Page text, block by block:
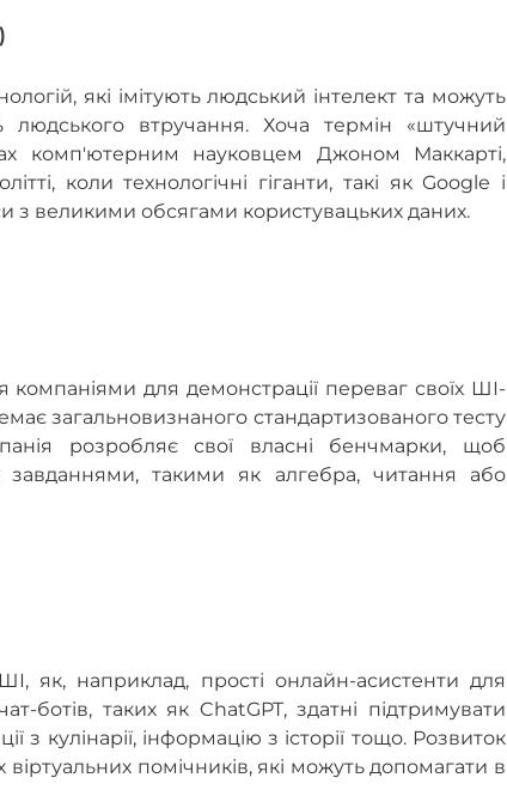
які імітують людський інтелект та можуть
втручання. Хоча термін «штучний
комп'ютерним науковцем Джоном Маккарті,
коли технологічні гіганти, такі як Google і
з великими обсягами користувацьких даних.
для демонстрації переваг своїх ШІ-
загальновизнаного стандартизованого тесту
розробляє свої власні бенчмарки, щоб
завданнями, такими як алгебра, читання або
як, наприклад, прості онлайн-асистенти для
ботів, таких як ChatGPT, здатні підтримувати
з кулінарії, інформацію з історії тощо. Розвиток
помічників, які можуть допомагати в